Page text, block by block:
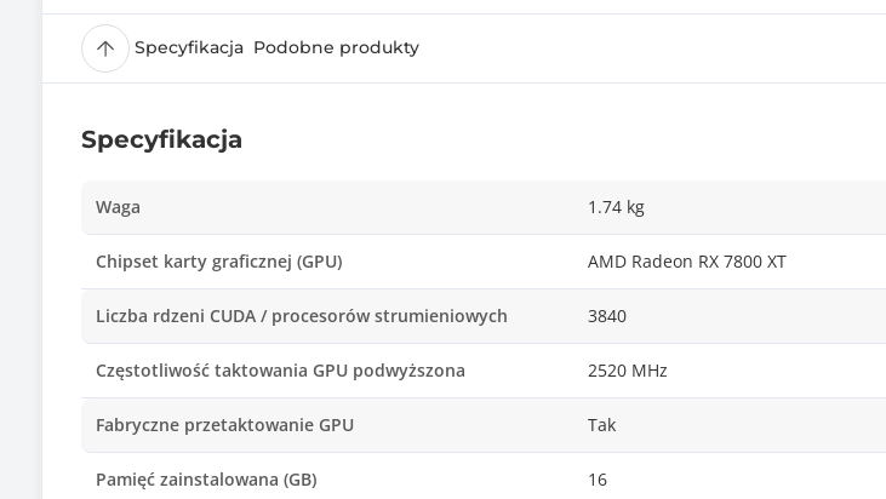
Specyfikacja Podobne produkty
Specyfikacja
Waga 1.74 kg
Chipset karty graficznej (GPU) AMD Radeon RX 7800 XT
Liczba rdzeni CUDA / procesorów strumieniowych 3840
Częstotliwość taktowania GPU podwyższona 2520 MHz
Fabryczne przetaktowanie GPU Tak
Pamięć zainstalowana (GB) 16